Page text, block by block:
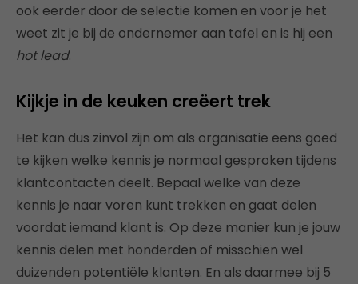
ook eerder door de selectie komen en voor je het
weet zit je bij de ondernemer aan tafel en is hij een
hot lead.
Kijkje in de keuken creëert trek
Het kan dus zinvol zijn om als organisatie eens goed
te kijken welke kennis je normaal gesproken tijdens
klantcontacten deelt. Bepaal welke van deze
kennis je naar voren kunt trekken en gaat delen
voordat iemand klant is. Op deze manier kun je jouw
kennis delen met honderden of misschien wel
duizenden potentiële klanten. En als daarmee bij 5